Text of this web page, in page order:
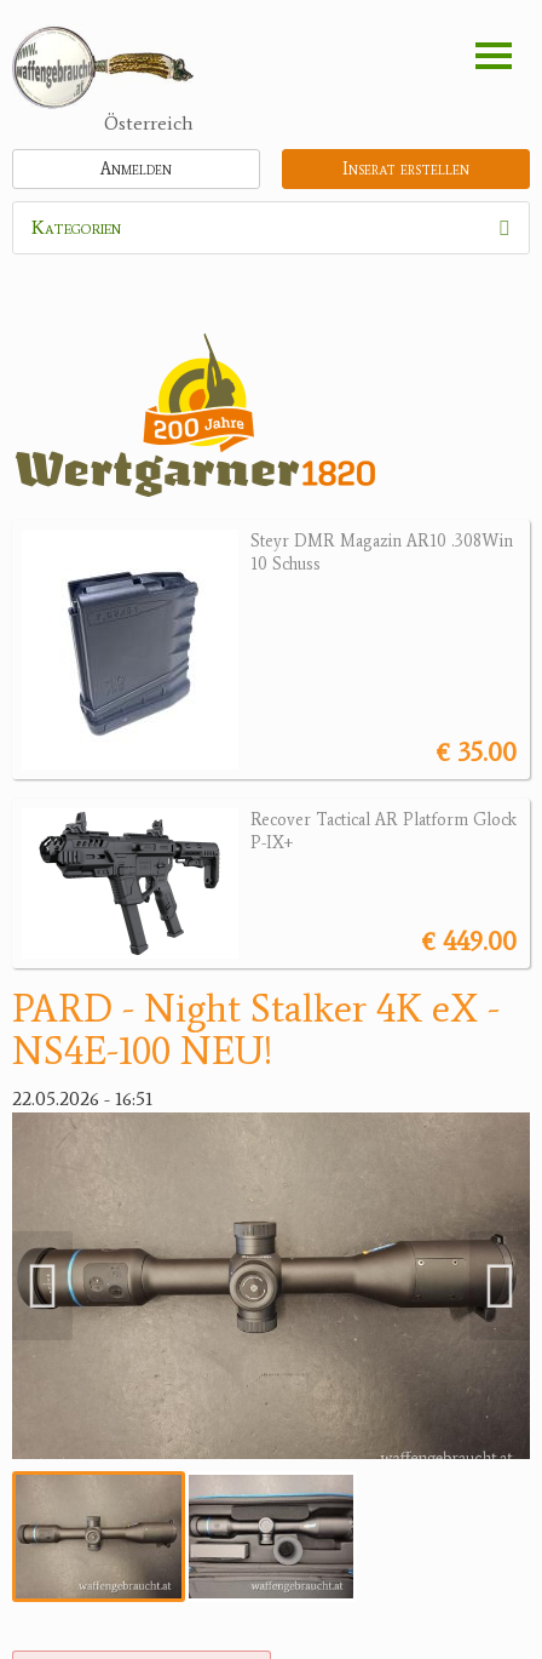
zum
Inhalt
Österreich
Inserat erstellen
Anmelden
Kategorien
Zielfernrohre
Wärmebildgeräte
Sonstiges
Bogensport
Zubehör
Jagdreviere
Bücher, Videos
Geschenke
Reviereinrichtungen
Steyr DMR Magazin AR10 .308Win
10 Schuss
€ 35.00
Recover Tactical AR Platform Glock
P-IX+
€ 449.00
PARD - Night Stalker 4K eX -
NS4E-100 NEU!
22.05.2026 - 16:51